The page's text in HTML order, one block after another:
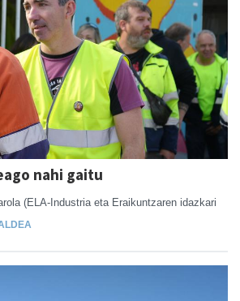
nahi gaitu
(ELA-Industria eta Eraikuntzaren idazkari